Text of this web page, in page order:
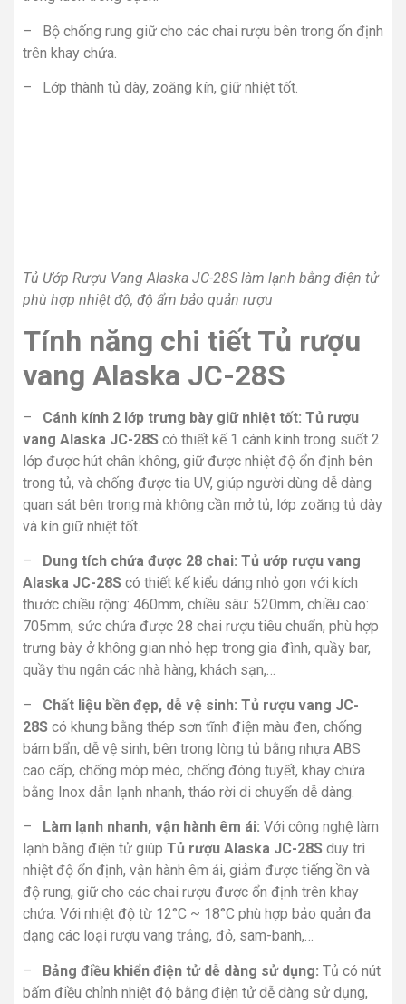
– Bộ chống rung giữ cho các chai rượu bên trong ổn định
trên khay chứa.
– Lớp thành tủ dày, zoăng kín, giữ nhiệt tốt.
Tủ Ướp Rượu Vang Alaska JC-28S làm lạnh bằng điện tử
phù hợp nhiệt độ, độ ẩm bảo quản rượu
Tính năng chi tiết Tủ rượu
vang Alaska JC-28S
– Cánh kính 2 lớp trưng bày giữ nhiệt tốt: Tủ rượu
vang Alaska JC-28S có thiết kế 1 cánh kính trong suốt 2
lớp được hút chân không, giữ được nhiệt độ ổn định bên
trong tủ, và chống được tia UV, giúp người dùng dễ dàng
quan sát bên trong mà không cần mở tủ, lớp zoăng tủ dày
và kín giữ nhiệt tốt.
–
Dung tích chứa được 28 chai: Tủ ướp rượu vang
Alaska JC-28S có thiết kế kiểu dáng nhỏ gọn với kích
thước chiều rộng: 460mm, chiều sâu: 520mm, chiều cao:
705mm, sức chứa được 28 chai rượu tiêu chuẩn, phù hợp
trưng bày ở không gian nhỏ hẹp trong gia đình, quầy bar,
quầy thu ngân các nhà hàng, khách sạn,…
– Chất liệu bền đẹp, dễ vệ sinh: Tủ rượu vang JC-
28S có khung bằng thép sơn tĩnh điện màu đen, chống
bám bẩn, dễ vệ sinh, bên trong lòng tủ bằng nhựa ABS
cao cấp, chống móp méo, chống đóng tuyết, khay chứa
bằng Inox dẫn lạnh nhanh, tháo rời di chuyển dễ dàng.
– Làm lạnh nhanh, vận hành êm ái: Với công nghệ làm
lạnh bằng điện tử giúp Tủ rượu Alaska JC-28S duy trì
nhiệt độ ổn định, vận hành êm ái, giảm được tiếng ồn và
độ rung, giữ cho các chai rượu được ổn định trên khay
chứa. Với nhiệt độ từ 12°C ~ 18°C phù hợp bảo quản đa
dạng các loại rượu vang trắng, đỏ, sam-banh,…
– Bảng điều khiển điện tử dễ dàng sử dụng: Tủ có nút
bấm điều chỉnh nhiệt độ bằng điện tử dễ dàng sử dụng,